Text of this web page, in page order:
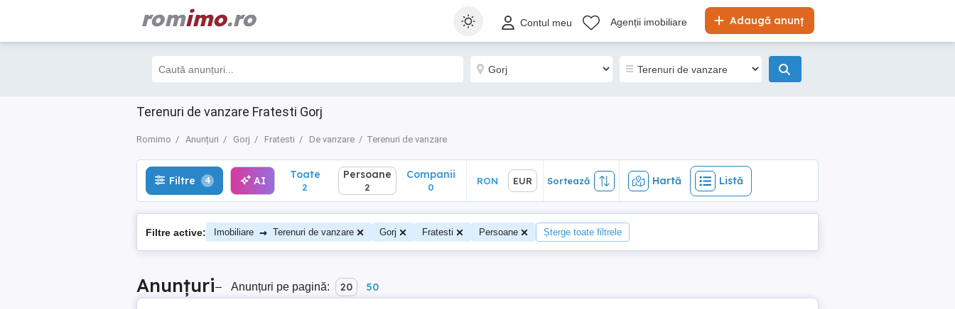
romimo.ro Adaugă anunț
Contul meu Agenții imobiliare
Terenuri de vanzare Fratesti Gorj
Romimo Anunțuri Gorj Fratesti De vanzare Terenuri de vanzare
Filtre 4 AI RON EUR Sortează Hartă Listă
Filtre 4 AI Toate
2
Persoane
2
Companii
0
RON EUR Sortează Hartă Listă
Filtre active: Imobiliare → Terenuri de vanzare Gorj Fratesti Persoane Șterge toate filtrele
Anunțuri– Anunțuri pe pagină: 20 50